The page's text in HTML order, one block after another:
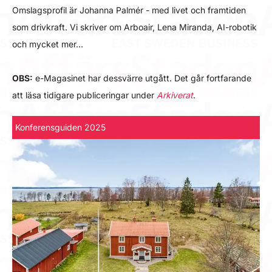
Omslagsprofil är Johanna Palmér - med livet och framtiden
som drivkraft. Vi skriver om Arboair, Lena Miranda, AI-robotik
och mycket mer…
OBS: e-Magasinet har dessvärre utgått. Det går fortfarande
att läsa tidigare publiceringar under Arkiverat.
Konferensguiden 2025